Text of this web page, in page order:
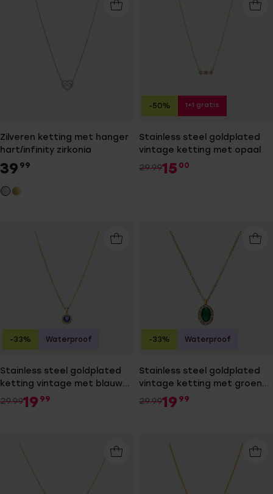
Zilveren ketting met hanger
hart/infinity zirkonia
39 99
Stainless steel goldplated
vintage ketting met opaal
29.9915 00
-50% 1+1 gratis
Stainless steel goldplated
ketting vintage met blauwe
zirkonia voor dames
29.9919 99
-33% Waterproof
Stainless steel goldplated
vintage ketting met groen
zirkonia
29.9919 99
-33% Waterproof